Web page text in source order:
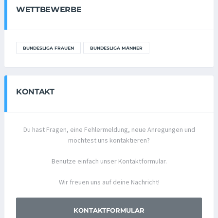
WETTBEWERBE
BUNDESLIGA FRAUEN BUNDESLIGA MÄNNER
KONTAKT
Du hast Fragen, eine Fehlermeldung, neue Anregungen und
möchtest uns kontaktieren?
Benutze einfach unser Kontaktformular.
Wir freuen uns auf deine Nachricht!
KONTAKTFORMULAR